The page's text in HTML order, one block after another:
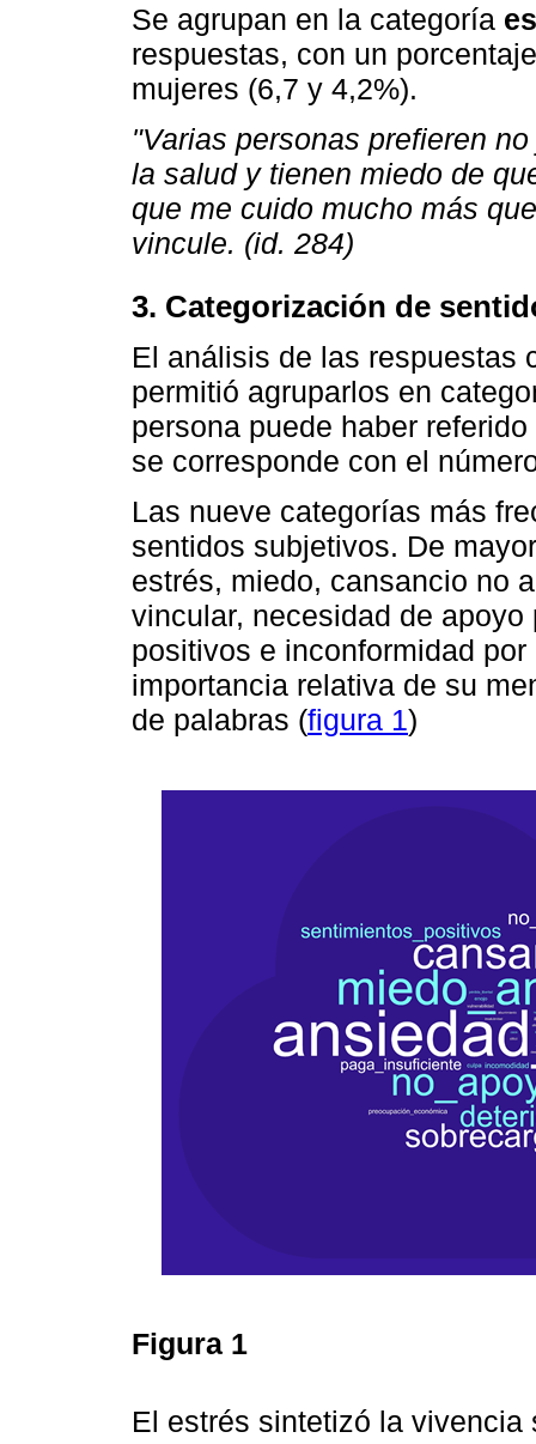
Se agrupan en la categoría
respuestas, con un
mujeres (6,7 y 4,2%).
"Varias personas prefieren
la salud y tienen miedo de
que me cuido mucho más
vincule. (id. 284)
3. Categorización de
El análisis de las respuestas
permitió agruparlos en
persona puede haber
se corresponde con el
Las nueve categorías más
sentidos subjetivos. De
estrés, miedo, cansancio no
vincular, necesidad de
positivos e inconformidad
importancia relativa de su
de palabras (figura 1)
Figura 1
El estrés sintetizó la